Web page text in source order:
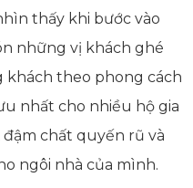
thấy khi bước vào
những vị khách ghé
khách theo phong cách
nhất cho nhiều hộ gia
chất quyến rũ và
ngôi nhà của mình.